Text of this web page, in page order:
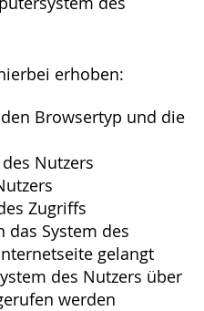
erhoben:
Browsertyp und die
Nutzers
Zugriffs
das System des
gelangt
des Nutzers über
werden